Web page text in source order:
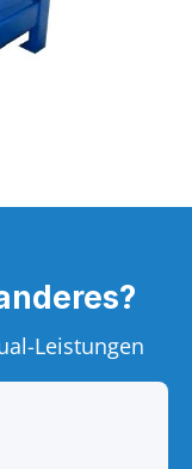
Leistungen